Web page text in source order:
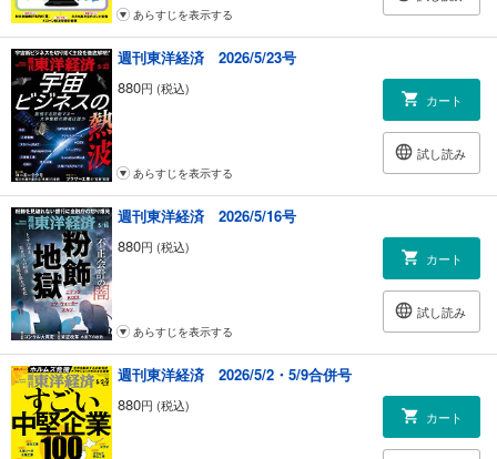
あらすじを表示する
週刊東洋経済 2026/5/23号
880円 (税込)
カート
試し読み
あらすじを表示する
週刊東洋経済 2026/5/16号
880円 (税込)
カート
試し読み
あらすじを表示する
週刊東洋経済 2026/5/2・5/9合併号
880円 (税込)
カート